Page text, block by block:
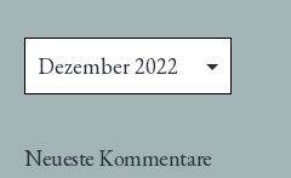
Neueste Kommentare